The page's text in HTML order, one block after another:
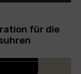
für die